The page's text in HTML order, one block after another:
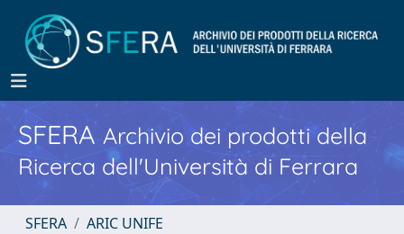
SFERA Archivio dei prodotti della
Ricerca dell'Università di Ferrara
SFERA
ARIC UNIFE